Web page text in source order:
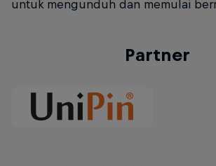
untuk mengunduh dan memulai
Partner